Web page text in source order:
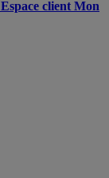
Espace client Mon